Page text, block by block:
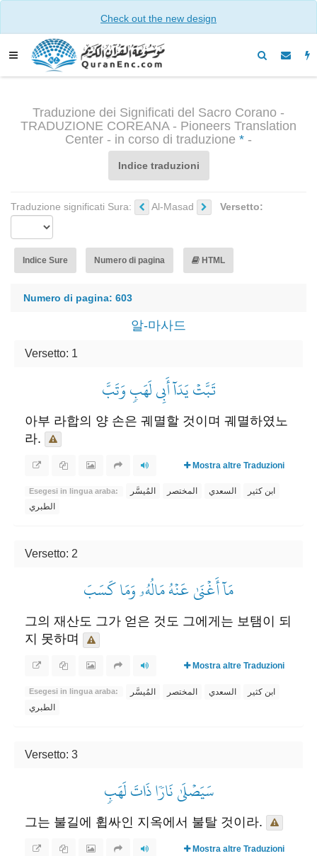
Check out the new design
Traduzione dei Significati del Sacro Corano -
TRADUZIONE COREANA - Pioneers Translation
Center - in corso di traduzione * -
Indice traduzioni
Traduzione significati Sura: Al-Masad Versetto:
Indice Sure Numero di pagina HTML
Numero di pagina: 603
알-마사드
Versetto: 1
تَبَّتۡ يَدَآ أَبِي لَهَبٖ وَتَبَّ
아부 라합의 양 손은 궤멸할 것이며 궤멸하였노
라.
Mostra altre Traduzioni
Esegesi in lingua araba: المُيسَّر المختصر السعدي
ابن كثير
الطبري
Versetto: 2
مَآ أَغۡنَىٰ عَنۡهُ مَالُهُۥ وَمَا كَسَبَ
그의 재산도 그가 얻은 것도 그에게는 보탬이 되
지 못하며
Mostra altre Traduzioni
Esegesi in lingua araba: المُيسَّر المختصر السعدي
ابن كثير
الطبري
Versetto: 3
سَيَصۡلَىٰ نَارٗا ذَاتَ لَهَبٖ
그는 불길에 휩싸인 지옥에서 불탈 것이라.
Mostra altre Traduzioni